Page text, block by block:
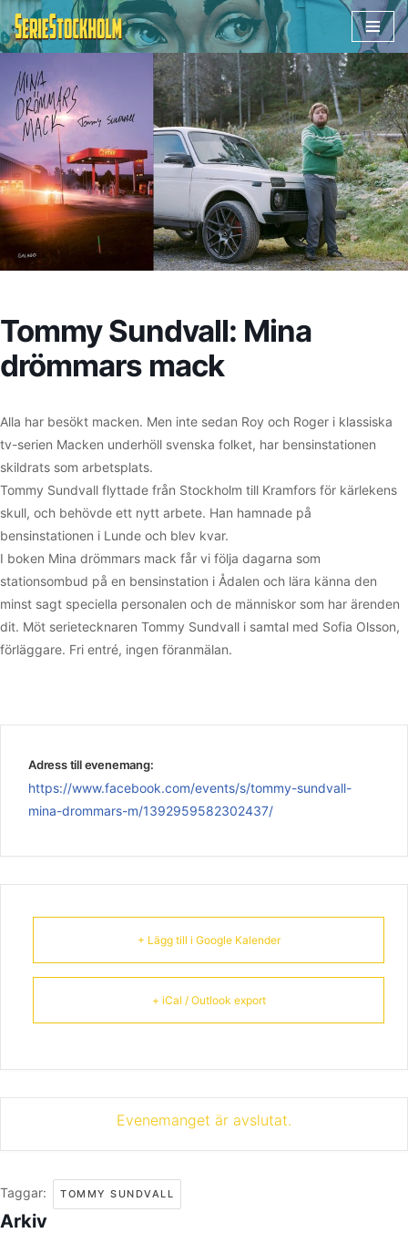
Hoppa
till
innehåll
Tommy Sundvall: Mina
drömmars mack
Alla har besökt macken. Men inte sedan Roy och Roger i klassiska
tv-serien Macken underhöll svenska folket, har bensinstationen
skildrats som arbetsplats.
Tommy Sundvall flyttade från Stockholm till Kramfors för kärlekens
skull, och behövde ett nytt arbete. Han hamnade på
bensinstationen i Lunde och blev kvar.
I boken Mina drömmars mack får vi följa dagarna som
stationsombud på en bensinstation i Ådalen och lära känna den
minst sagt speciella personalen och de människor som har ärenden
dit. Möt serietecknaren Tommy Sundvall i samtal med Sofia Olsson,
förläggare. Fri entré, ingen föranmälan.
Adress till evenemang:
https://www.facebook.com/events/s/tommy-sundvall-
mina-drommars-m/1392959582302437/
+ Lägg till i Google Kalender
+ iCal / Outlook export
Evenemanget är avslutat.
Taggar: TOMMY SUNDVALL
Arkiv